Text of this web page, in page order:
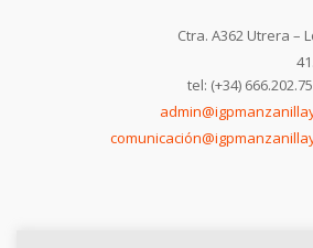
Ctra. A362 Utrera –
tel: (+34)